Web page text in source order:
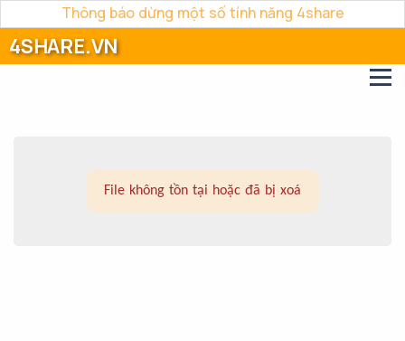
Thông báo dừng một số tính năng 4share
4SHARE.VN
File không tồn tại hoặc đã bị xoá